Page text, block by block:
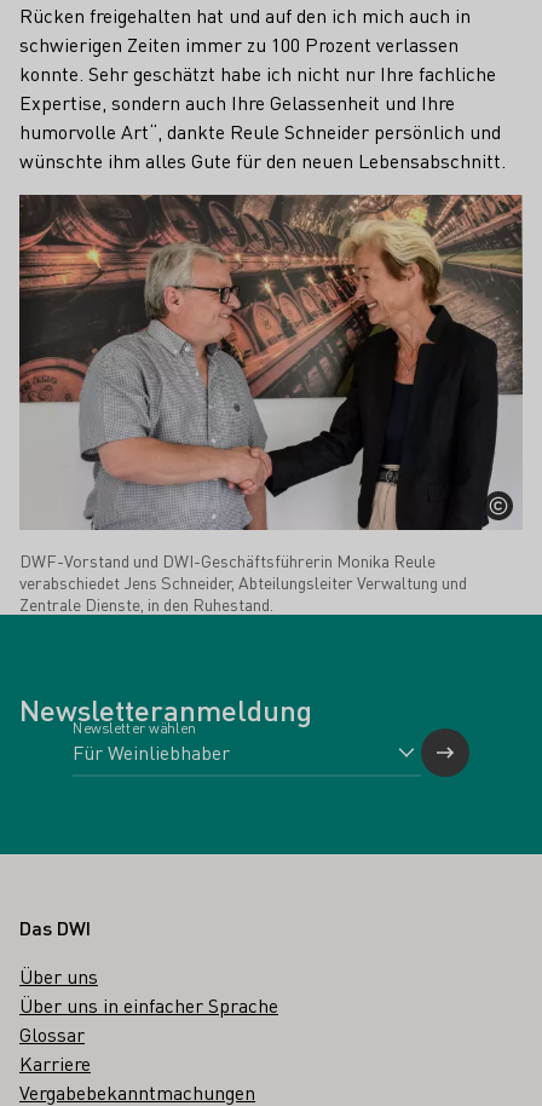
Rücken freigehalten hat und auf den ich mich auch in
schwierigen Zeiten immer zu 100 Prozent verlassen
konnte. Sehr geschätzt habe ich nicht nur Ihre fachliche
Expertise, sondern auch Ihre Gelassenheit und Ihre
humorvolle Art“, dankte Reule Schneider persönlich und
wünschte ihm alles Gute für den neuen Lebensabschnitt.
DWF-Vorstand und DWI-Geschäftsführerin Monika Reule
verabschiedet Jens Schneider, Abteilungsleiter Verwaltung und
Zentrale Dienste, in den Ruhestand.
Newsletteranmeldung
Newsletter wählen
Fußbereich
Das DWI
Über uns
Über uns in einfacher Sprache
Glossar
Karriere
Vergabebekanntmachungen